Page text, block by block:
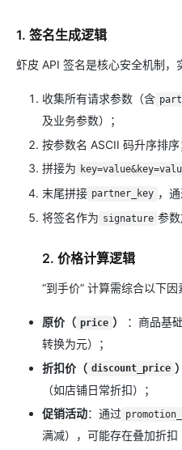
1. 签名生成逻辑
虾皮 API 签名是核心安全机制，
收集所有请求参数（含
及业务参数）；
按参数名 ASCII 码升序排序
拼接为
末尾拼接 partner_key ，
将签名作为 signature 参数
2. 价格计算逻辑
“到手价” 计算需综合以下因
原价（ price ）
：商品基
转换为元）；
折扣价（ discount_price ）
（如店铺日常折扣）；
促销活动：通过
满减），可能存在叠加折扣